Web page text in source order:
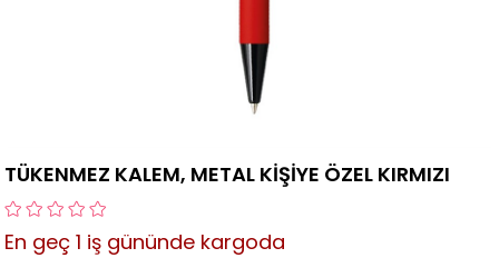
TÜKENMEZ KALEM, METAL KİŞİYE ÖZEL KIRMIZI
En geç1 iş gününde kargoda